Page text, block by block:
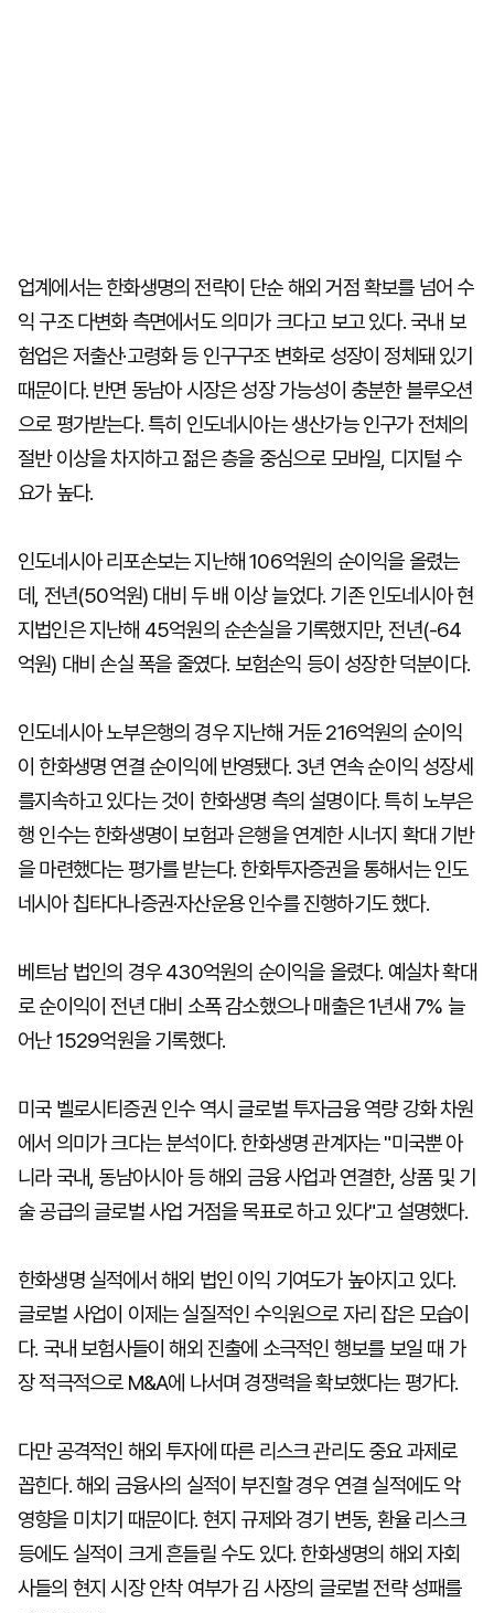
업계에서는 한화생명의 전략이 단순 해외 거점 확보를 넘어 수
익 구조 다변화 측면에서도 의미가 크다고 보고 있다. 국내 보
험업은 저출산·고령화 등 인구구조 변화로 성장이 정체돼 있기
때문이다. 반면 동남아 시장은 성장 가능성이 충분한 블루오션
으로 평가받는다. 특히 인도네시아는 생산가능 인구가 전체의
절반 이상을 차지하고 젊은 층을 중심으로 모바일, 디지털 수
요가 높다.
인도네시아 리포손보는 지난해 106억원의 순이익을 올렸는
데, 전년(50억원) 대비 두 배 이상 늘었다. 기존 인도네시아 현
지법인은 지난해 45억원의 순손실을 기록했지만, 전년(-64
억원) 대비 손실 폭을 줄였다. 보험손익 등이 성장한 덕분이다.
인도네시아 노부은행의 경우 지난해 거둔 216억원의 순이익
이 한화생명 연결 순이익에 반영됐다. 3년 연속 순이익 성장세
를지속하고 있다는 것이 한화생명 측의 설명이다. 특히 노부은
행 인수는 한화생명이 보험과 은행을 연계한 시너지 확대 기반
을 마련했다는 평가를 받는다. 한화투자증권을 통해서는 인도
네시아 칩타다나증권·자산운용 인수를 진행하기도 했다.
베트남 법인의 경우 430억원의 순이익을 올렸다. 예실차 확대
로 순이익이 전년 대비 소폭 감소했으나 매출은 1년새 7% 늘
어난 1529억원을 기록했다.
미국 벨로시티증권 인수 역시 글로벌 투자금융 역량 강화 차원
에서 의미가 크다는 분석이다. 한화생명 관계자는 "미국뿐 아
니라 국내, 동남아시아 등 해외 금융 사업과 연결한, 상품 및 기
술 공급의 글로벌 사업 거점을 목표로 하고 있다"고 설명했다.
한화생명 실적에서 해외 법인 이익 기여도가 높아지고 있다.
글로벌 사업이 이제는 실질적인 수익원으로 자리 잡은 모습이
다. 국내 보험사들이 해외 진출에 소극적인 행보를 보일 때 가
장 적극적으로 M&A에 나서며 경쟁력을 확보했다는 평가다.
다만 공격적인 해외 투자에 따른 리스크 관리도 중요 과제로
꼽힌다. 해외 금융사의 실적이 부진할 경우 연결 실적에도 악
영향을 미치기 때문이다. 현지 규제와 경기 변동, 환율 리스크
등에도 실적이 크게 흔들릴 수도 있다. 한화생명의 해외 자회
사들의 현지 시장 안착 여부가 김 사장의 글로벌 전략 성패를